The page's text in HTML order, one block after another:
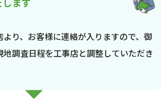
より、お客様に連絡が入りますので、御
地調査日程を工事店と調整していただき